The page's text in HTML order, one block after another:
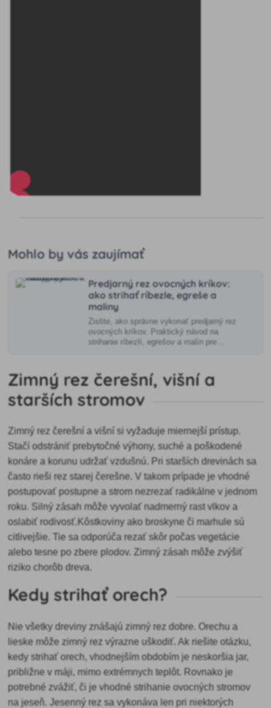
Mohlo by vás zaujímať
Predjarný rez ovocných kríkov:
ako strihať ríbezle, egreše a
maliny
Zistite, ako správne vykonať predjarný rez
ovocných kríkov. Praktický návod na
strihanie ríbezlí, egrešov a malín pre
Zimný rez čerešní, višní a
starších stromov
Zimný rez čerešní a višní si vyžaduje miernejší prístup.
Stačí odstrániť prebytočné výhony, suché a poškodené
konáre a korunu udržať vzdušnú. Pri starších drevinách sa
často rieši rez starej čerešne. V takom prípade je vhodné
postupovať postupne a strom nezrezať radikálne v jednom
roku. Silný zásah môže vyvolať nadmerný rast vlkov a
oslabiť rodivosť.Kôstkoviny ako broskyne či marhule sú
citlivejšie. Tie sa odporúča rezať skôr počas vegetácie
alebo tesne po zbere plodov. Zimný zásah môže zvýšiť
riziko chorôb dreva.
Kedy strihať orech?
Nie všetky dreviny znášajú zimný rez dobre. Orechu a
lieske môže zimný rez výrazne uškodiť. Ak riešite otázku,
kedy strihať orech, vhodnejším obdobím je neskoršia jar,
približne v máji, mimo extrémnych teplôt. Rovnako je
potrebné zvážiť, či je vhodné strihanie ovocných stromov
na jeseň. Jesenný rez sa vykonáva len pri niektorých